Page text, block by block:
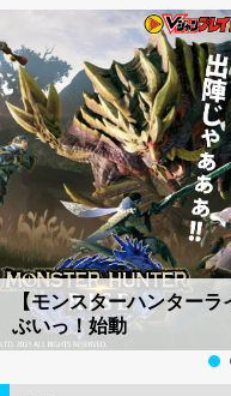
【モンスターハンター
ぶいっ！始動